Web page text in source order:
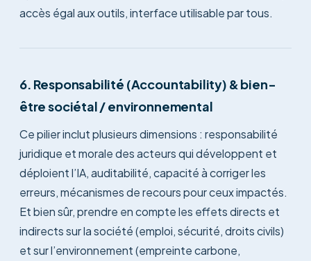
accès égal aux outils, interface utilisable par tous.
6. Responsabilité (Accountability) & bien-
être sociétal / environnemental
Ce pilier inclut plusieurs dimensions : responsabilité
juridique et morale des acteurs qui développent et
déploient l’IA, auditabilité, capacité à corriger les
erreurs, mécanismes de recours pour ceux impactés.
Et bien sûr, prendre en compte les effets directs et
indirects sur la société (emploi, sécurité, droits civils)
et sur l’environnement (empreinte carbone,